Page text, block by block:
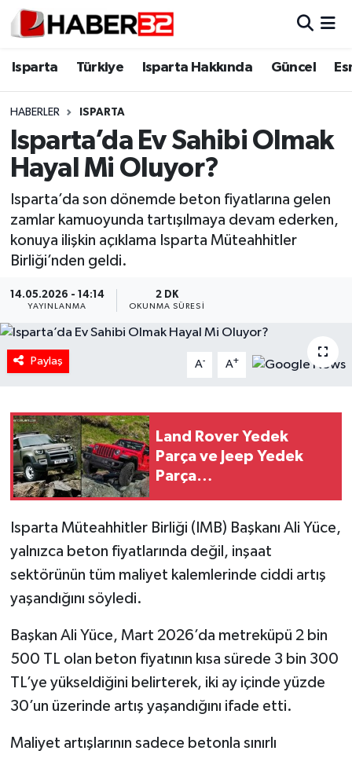
Isparta Türkiye Isparta Hakkında Güncel
HABERLER ISPARTA
Isparta’da Ev Sahibi Olmak
Hayal Mi Oluyor?
Isparta’da son dönemde beton fiyatlarına gelen
zamlar kamuoyunda tartışılmaya devam ederken,
konuya ilişkin açıklama Isparta Müteahhitler
Birliği’nden geldi.
14.05.2026 - 14:14
YAYINLANMA
2 DK
OKUNMA SÜRESI
Paylaş A- A+
Land Rover Yedek
Parça ve Jeep Yedek
Parça
Isparta Müteahhitler Birliği (IMB) Başkanı Ali Yüce,
yalnızca beton fiyatlarında değil, inşaat
sektörünün tüm maliyet kalemlerinde ciddi artış
yaşandığını söyledi.
Başkan Ali Yüce, Mart 2026’da metreküpü 2 bin
500 TL olan beton fiyatının kısa sürede 3 bin 300
TL’ye yükseldiğini belirterek, iki ay içinde yüzde
30’un üzerinde artış yaşandığını ifade etti.
Maliyet artışlarının sadece betonla sınırlı
Isparta
Esnaf Diyor ki;
ASAYİŞ
BİLİM VE TEKNOLOJİ
EĞİTİM
GENEL
Güncel
İlginç
KÜLTÜR SANAT
MAGAZİN
POLİTİKA
SAĞLIK
Spor
Tarihi Yapılarımız
Isparta Nöbetçi Eczaneler
Isparta Trafik Yoğunluk Haritası
Süper Lig Puan Durumu ve Fikstür
Tüm Manşetler
Son Dakika Haberleri
Haber Arşivi